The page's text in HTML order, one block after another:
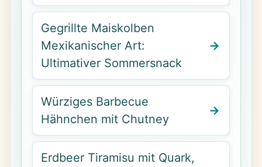
Gegrillte Maiskolben
Mexikanischer Art:
Ultimativer Sommersnack
Würziges Barbecue
Hähnchen mit Chutney
Erdbeer Tiramisu mit Quark,